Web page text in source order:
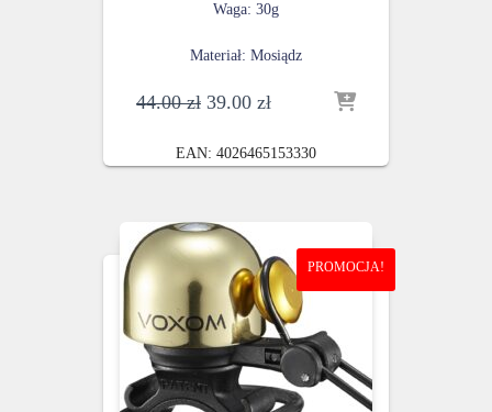
Waga: 30g
Materiał: Mosiądz
44.00zł Pierwotna
wynosiła:
44.00 zł.
39.00 złAktualna
wynosi:
39.00 zł.
EAN: 4026465153330
PROMOCJA!